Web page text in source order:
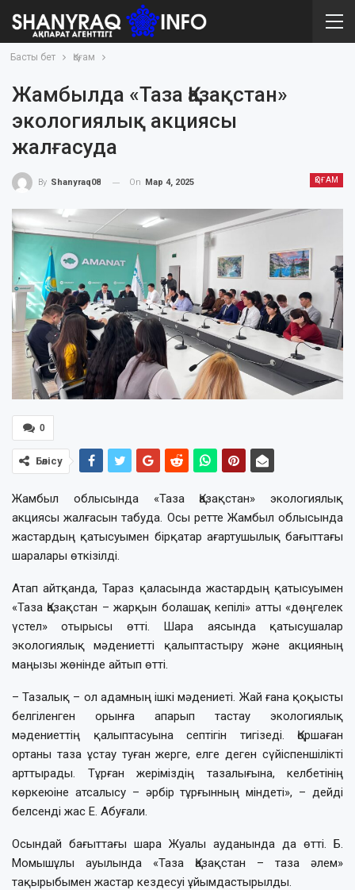
Басты бет Қоғам
Жамбылда «Таза Қазақстан»
экологиялық акциясы
жалғасуда
ҚОҒАМ
By Shanyraq08 On Мар 4, 2025
0
Бөлісу
Жамбыл облысында «Таза Қазақстан» экологиялық
акциясы жалғасын табуда. Осы ретте Жамбыл облысында
жастардың қатысуымен бірқатар ағартушылық бағыттағы
шаралары өткізілді.
Атап айтқанда, Тараз қаласында жастардың қатысуымен
«Таза Қазақстан – жарқын болашақ кепілі» атты «дөңгелек
үстел» отырысы өтті. Шара аясында қатысушалар
экологиялық мәдениетті қалыптастыру және акцияның
маңызы жөнінде айтып өтті.
– Тазалық – ол адамның ішкі мәдениеті. Жай ғана қоқысты
белгіленген орынға апарып тастау экологиялық
мәдениеттің қалыптасуына септігін тигізеді. Қоршаған
ортаны таза ұстау туған жерге, елге деген сүйіспеншілікті
арттырады. Тұрған жеріміздің тазалығына, келбетінің
көркеюіне атсалысу – әрбір тұрғынның міндеті», – дейді
белсенді жас Е. Абуғали.
Осындай бағыттағы шара Жуалы ауданында да өтті. Б.
Момышұлы ауылында «Таза Қазақстан – таза әлем»
тақырыбымен жастар кездесуі ұйымдастырылды.